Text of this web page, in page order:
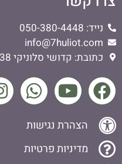
נייד: 050-380-4448
info@7huliot.com
כתובת: קדושי סלוניקי 38, באר שבע
הצהרת נגישות
מדיניות פרטיות